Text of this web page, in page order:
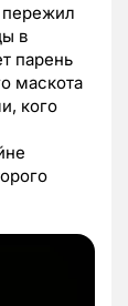
пережил
в
парень
маскота
кого